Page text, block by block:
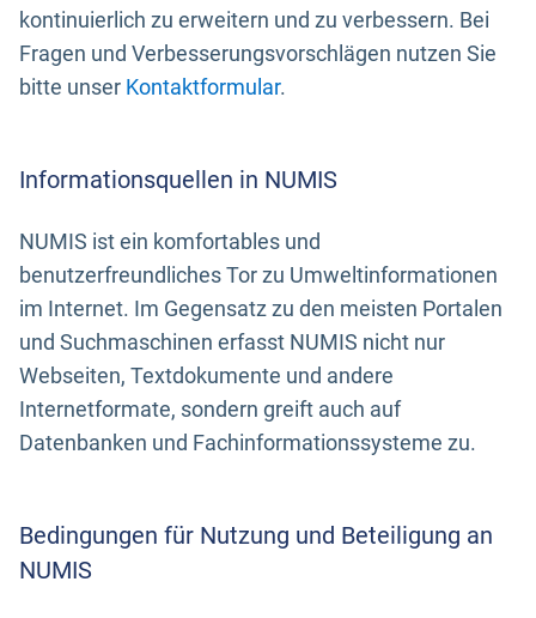
kontinuierlich zu erweitern und zu verbessern. Bei
Fragen und Verbesserungsvorschlägen nutzen Sie
bitte unser Kontaktformular.
Informationsquellen in NUMIS
NUMIS ist ein komfortables und
benutzerfreundliches Tor zu Umweltinformationen
im Internet. Im Gegensatz zu den meisten Portalen
und Suchmaschinen erfasst NUMIS nicht nur
Webseiten, Textdokumente und andere
Internetformate, sondern greift auch auf
Datenbanken und Fachinformationssysteme zu.
Bedingungen für Nutzung und Beteiligung an
NUMIS